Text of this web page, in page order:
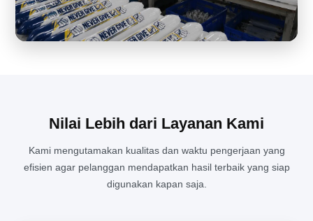
BALON TEPUK PROFESIONAL
Nilai Lebih dari Layanan Kami
Kami mengutamakan kualitas dan waktu pengerjaan yang
efisien agar pelanggan mendapatkan hasil terbaik yang siap
digunakan kapan saja.